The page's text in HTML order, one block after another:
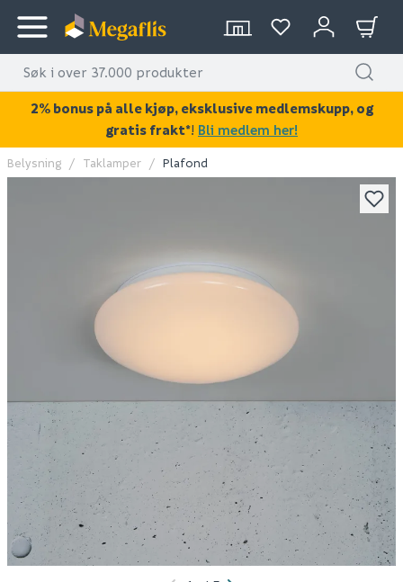
KAN DISSE VÆRE AV INTERESSE?
Nordlux ask 36
taklampe hvit
349
Produktdatablad
10+ stk
Klikk & Hent
Nordlux standard
plafond hvit glass
98
1-10 stk
Klikk & Hent
Belysning Taklamper Plafond
2% bonus på alle kjøp, eksklusive medlemskupp, og
gratis frakt*! Bli medlem her!